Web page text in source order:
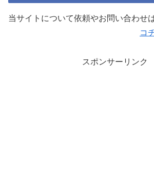
当サイトについて依頼やお問い合わせ
コ
スポンサーリンク